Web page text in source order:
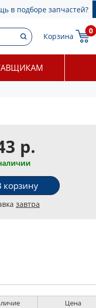
в подборе запчастей?
Корзина
0
р.
корзину
завтра
Цена